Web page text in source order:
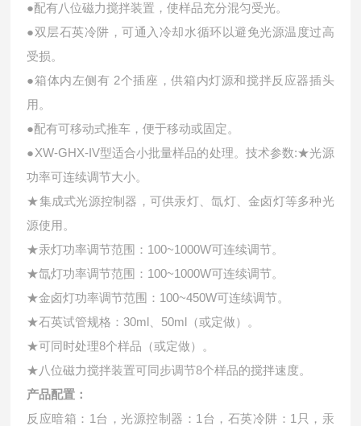
●配有八位磁力搅拌装置，使样品充分混匀受光。
●双层石英冷阱，可通入冷却水循环以避免光源温度过高
受损。
●箱体内左侧有 2个插座，供箱内灯源和搅拌反应器插头
用。
●配有可移动式推车，便于移动或固定。
●XW-GHX-IV型适合小批量样品的处理。 技术参数:★光源
功率可连续调节大小。
★集成式光源控制器，可供汞灯、氙灯、金卤灯等多种光
源使用。
★汞灯功率调节范围：100~1000W可连续调节。
★氙灯功率调节范围：100~1000W可连续调节。
★金卤灯功率调节范围：100~450W可连续调节。
★石英试管规格：30ml、50ml（或定做）。
★可同时处理8个样品（或定做）。
★八位磁力搅拌装置可同步调节8个样品的搅拌速度。
产品配置：
反应暗箱：1台，光源控制器：1台，石英冷阱：1只，汞